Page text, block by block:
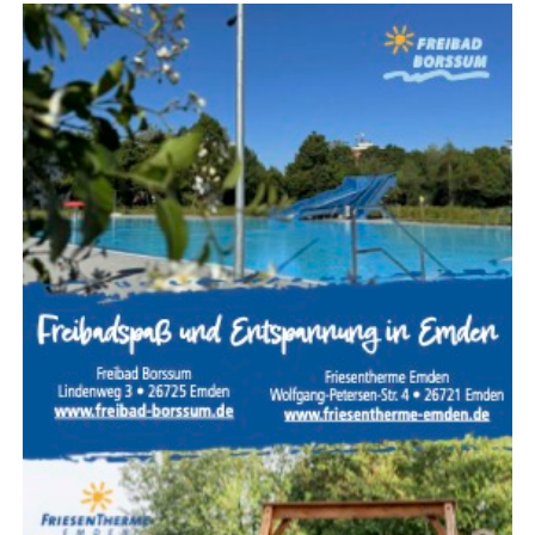
gung auf. Das Feu­er wird gleich­zei­tig im Innen- und
Außen­an­griff bekämpft, um den Brand mög­lichst schnell
unter Kon­trol­le zu brin­gen und ein Über­grei­fen auf
benach­bar­te Gebäu­de zu verhindern.
Höchs­te Kon­zen­tra­ti­on im
Einsatz
Ein Woh­nungs- oder Gebäu­de­brand mit Men­schen­le­ben
in Gefahr gehört zu den anspruchs­volls­ten Ein­sät­zen der
Feu­er­wehr. Jeder Hand­griff muss sit­zen, denn oft ent­
schei­den weni­ge Minu­ten über Leben und Tod. Des­halb
trai­nie­ren die Feu­er­weh­ren sol­che Ein­satz­la­gen regel­mä­
ßig, damit im Ernst­fall jeder Trupp sei­ne Auf­ga­ben sicher
und rou­ti­niert aus­füh­ren kann.